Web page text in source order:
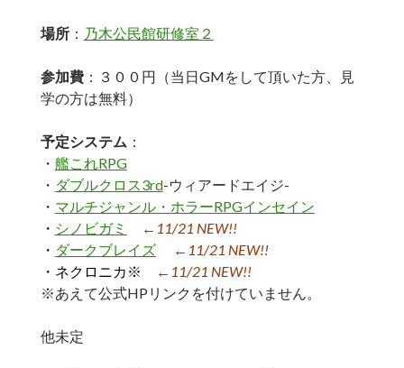
場所： 乃木公民館研修室２
参加費：３００円（当日GMをして頂いた方、見
学の方は無料）
予定システム ：
・ 艦これRPG
・ ダブルクロス3rd-ウィアードエイジ-
・ マルチジャンル・ホラーRPGインセイン
・ シノビガミ
←11/21 NEW!!
・ ダークブレイズ
←11/21 NEW!!
・ネクロニカ※
←11/21 NEW!!
※あえて公式HPリンクを付けていません。
他未定